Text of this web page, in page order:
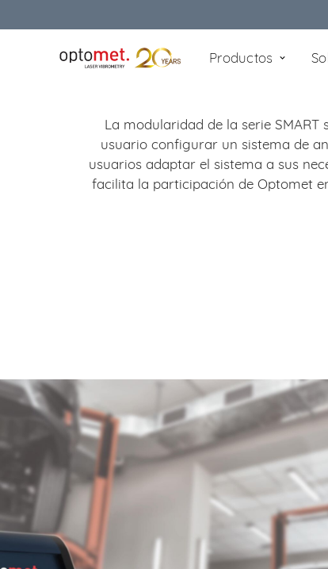
Productos
La modularidad de la serie
usuario configurar un sistema de
usuarios adaptar el sistema a sus
facilita la participación de Optomet